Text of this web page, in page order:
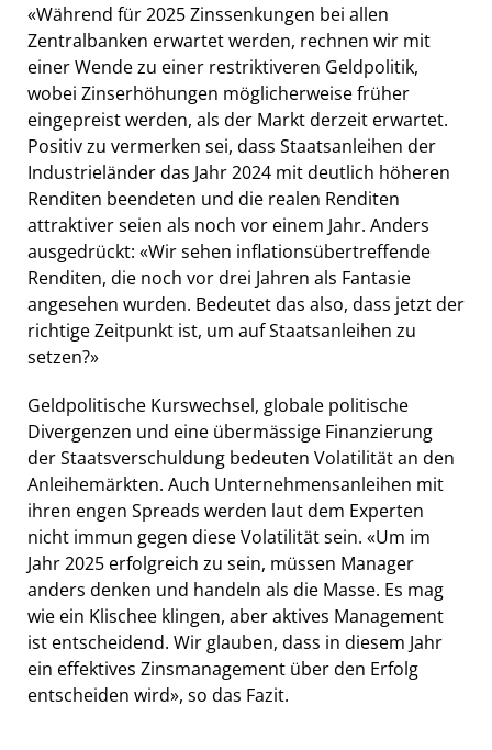
«Während für 2025 Zinssenkungen bei allen
Zentralbanken erwartet werden, rechnen wir mit
einer Wende zu einer restriktiveren Geldpolitik,
wobei Zinserhöhungen möglicherweise früher
eingepreist werden, als der Markt derzeit erwartet.
Positiv zu vermerken sei, dass Staatsanleihen der
Industrieländer das Jahr 2024 mit deutlich höheren
Renditen beendeten und die realen Renditen
attraktiver seien als noch vor einem Jahr. Anders
ausgedrückt: «Wir sehen inflationsübertreffende
Renditen, die noch vor drei Jahren als Fantasie
angesehen wurden. Bedeutet das also, dass jetzt der
richtige Zeitpunkt ist, um auf Staatsanleihen zu
setzen?»
Geldpolitische Kurswechsel, globale politische
Divergenzen und eine übermässige Finanzierung
der Staatsverschuldung bedeuten Volatilität an den
Anleihemärkten. Auch Unternehmensanleihen mit
ihren engen Spreads werden laut dem Experten
nicht immun gegen diese Volatilität sein. «Um im
Jahr 2025 erfolgreich zu sein, müssen Manager
anders denken und handeln als die Masse. Es mag
wie ein Klischee klingen, aber aktives Management
ist entscheidend. Wir glauben, dass in diesem Jahr
ein effektives Zinsmanagement über den Erfolg
entscheiden wird», so das Fazit.